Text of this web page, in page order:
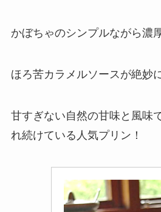
かぼちゃのシンプルながら濃
ほろ苦カラメルソースが絶妙
甘すぎない自然の甘味と風味
れ続けている人気プリン！